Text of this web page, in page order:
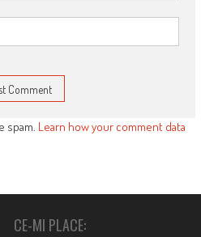
spam. Learn how your comment data
CE-MI PLACE: